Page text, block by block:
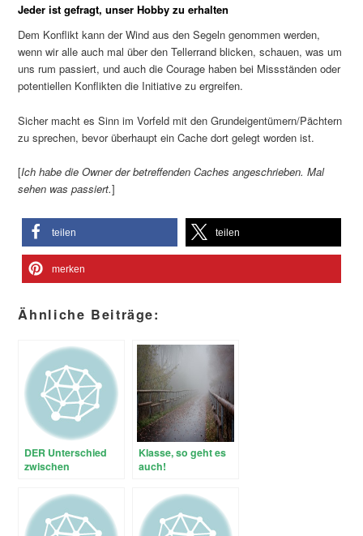
Jeder ist gefragt, unser Hobby zu erhalten
Dem Konflikt kann der Wind aus den Segeln genommen werden,
wenn wir alle auch mal über den Tellerrand blicken, schauen, was um
uns rum passiert, und auch die Courage haben bei Missständen oder
potentiellen Konflikten die Initiative zu ergreifen.
Sicher macht es Sinn im Vorfeld mit den Grundeigentümern/Pächtern
zu sprechen, bevor überhaupt ein Cache dort gelegt worden ist.
[Ich habe die Owner der betreffenden Caches angeschrieben. Mal
sehen was passiert.]
teilen teilen
merken
Ähnliche Beiträge:
DER Unterschied
zwischen
Geocaching.com
Klasse, so geht es
auch!